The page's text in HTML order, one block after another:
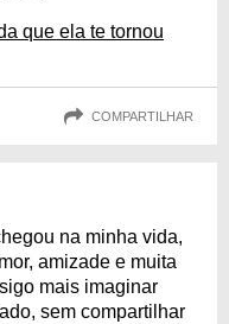
que ela te tornou
COMPARTILHAR
na minha vida,
amizade e muita
mais imaginar
sem compartilhar